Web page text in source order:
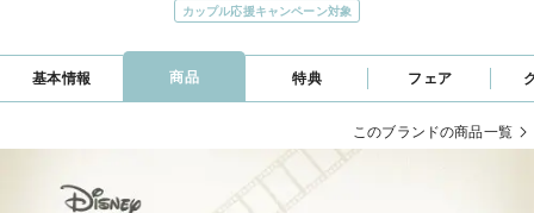
カップル応援キャンペーン対象
基本情報 商品 特典 フェア
このブランドの商品一覧